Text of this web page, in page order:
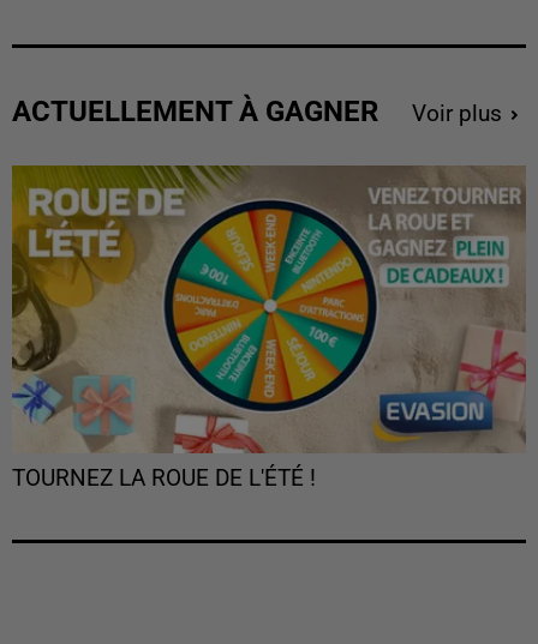
ACTUELLEMENT À GAGNER Voir plus
TOURNEZ LA ROUE DE L'ÉTÉ !